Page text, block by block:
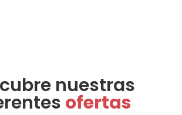
nuestras
ofertas